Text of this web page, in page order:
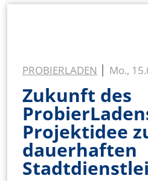
PROBIERLADEN Mo.,
Zukunft des
Projektidee
dauerhaften